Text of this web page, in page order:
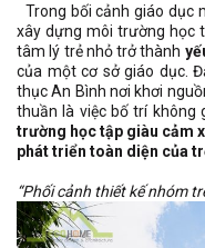
Trong bối cảnh giáo dục
xây dựng môi trường học
tâm lý trẻ nhỏ trở thành
của một cơ sở giáo dục.
thục An Bình nơi khơi
thuần là việc bố trí không
trường học tập giàu cảm
phát triển toàn diện của
“Phối cảnh thiết kế nhóm